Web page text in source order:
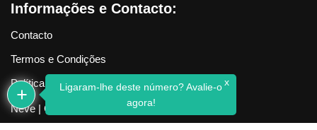
Informações e Contacto:
Contacto
Termos e Condições
Política de Privacidade
Neve| Criado com WordPress
Ligaram-lhe deste número? Avalie-o
agora!
x